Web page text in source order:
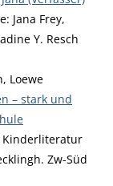
Jana Frey,
Y. Resch
Loewe
– stark und
Kinderliteratur
Zw-Süd